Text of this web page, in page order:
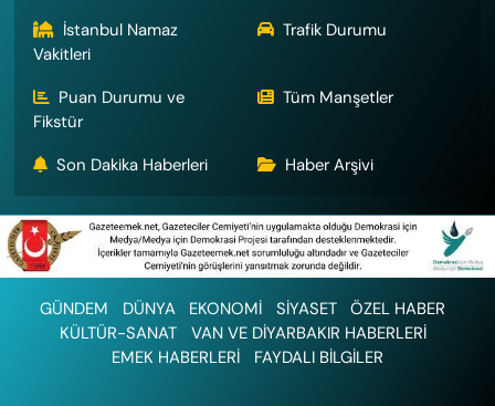
İstanbul Namaz
Vakitleri
Trafik Durumu
Puan Durumu ve
Fikstür
Tüm Manşetler
Son Dakika Haberleri Haber Arşivi
GÜNDEM DÜNYA EKONOMİ SİYASET
ÖZEL HABER
KÜLTÜR-SANAT
VAN VE DİYARBAKIR HABERLERİ
EMEK HABERLERİ
FAYDALI BİLGİLER